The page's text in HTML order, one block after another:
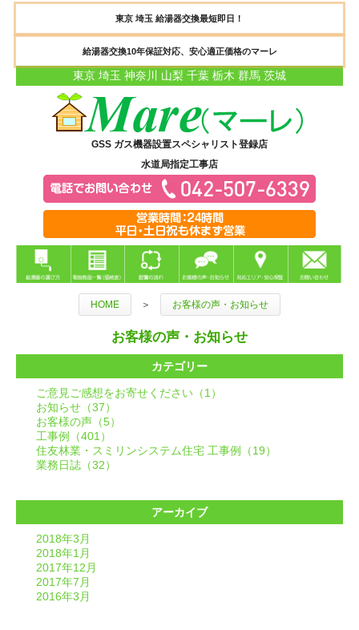
東京 埼玉 給湯器交換最短即日！
給湯器交換10年保証対応、安心適正価格のマーレ
東京 埼玉 神奈川 山梨 千葉 栃木 群馬 茨城
GSS ガス機器設置スペシャリスト登録店
水道局指定工事店
HOME ＞ お客様の声・お知らせ
お客様の声・お知らせ
カテゴリー
ご意見ご感想をお寄せください（1）
お知らせ（37）
お客様の声（5）
工事例（401）
住友林業・スミリンシステム住宅 工事例（19）
業務日誌（32）
アーカイブ
2018年3月
2018年1月
2017年12月
2017年7月
2016年3月